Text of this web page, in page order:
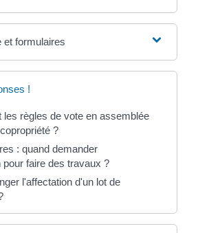
et formulaires
!
les règles de vote en assemblée
?
: quand demander
pour faire des travaux ?
l'affectation d'un lot de